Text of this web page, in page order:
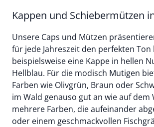
Kappen und Schiebermützen
Unsere Caps und Mützen
für jede Jahreszeit den perfekten
beispielsweise eine Kappe in hellen
Hellblau. Für die modisch Mutigen
Farben wie Olivgrün, Braun oder
im Wald genauso gut an wie auf
mehrere Farben, die aufeinander
oder einem geschmackvollen